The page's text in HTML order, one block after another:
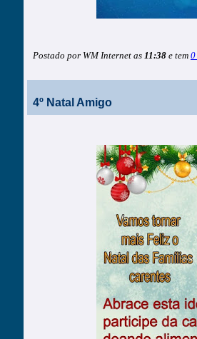
Postado por WM Internet as 11:38 e tem 0
4º Natal Amigo